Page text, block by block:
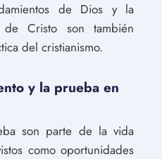
de Dios y la
Cristo son también
del cristianismo.
y la prueba en
son parte de la vida
como oportunidades